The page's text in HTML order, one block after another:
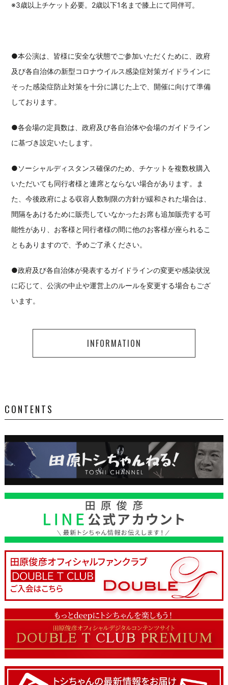
※3歳以上チケット必要。2歳以下1名まで膝上にて同伴可。
●本公演は、皆様に安全な状態でご参加いただくために、政府
及び各自治体の新型コロナウイルス感染症対策ガイドラインに
そった感染症防止対策を十分に講じた上で、開催に向けて準備
しております。
●各会場の定員数は、政府及び各自治体や会場のガイドライン
に基づき設定いたします。
●ソーシャルディスタンス確保のため、チケットを複数枚購入
いただいても同行者様と連席とならない場合があります。ま
た、今後政府による収容人数制限の方針が緩和された場合は、
間隔をあけるために販売していなかったお席も追加販売する可
能性があり、お客様と同行者様の間に他のお客様が座られるこ
ともありますので、予めご了承ください。
●政府及び各自治体が発表するガイドラインの変更や感染状況
に応じて、公演の中止や運営上のルールを変更する場合もござ
います。
INFORMATION
CONTENTS